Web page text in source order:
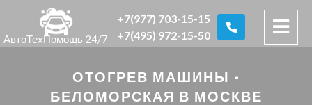
АвтоТехПомощь 24/7
+7(977) 703-15-15
+7(495) 972-15-50
ОТОГРЕВ МАШИНЫ -
БЕЛОМОРСКАЯ В МОСКВЕ